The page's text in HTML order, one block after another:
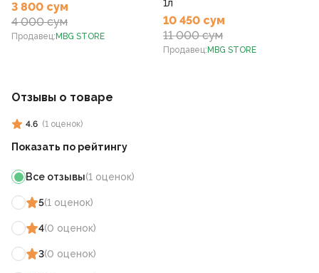
3 800 сум
4 000 сум
Продавец: MBG STORE
1л
10 450 сум
11 000 сум
Продавец: MBG STORE
Отзывы о товаре
4.6 (1 оценок)
Показать по рейтингу
Все отзывы(1 оценок)
5(1 оценок)
4(0 оценок)
3(0 оценок)